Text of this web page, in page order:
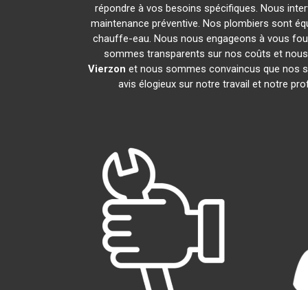
répondre à vos besoins spécifiques. Nous
maintenance préventive. Nos plombiers sont
chauffe-eau. Nous nous engageons à vous
sommes transparents sur nos coûts et
Vierzon et nous sommes convaincus que nos
avis élogieux sur notre travail et notre